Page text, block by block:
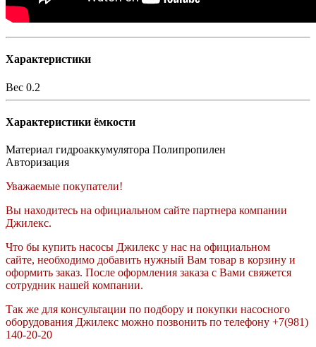
Характеристики
Вес 0.2
Характеристики ёмкости
Материал гидроаккумулятора Полипропилен
Авторизация
Уважаемые покупатели!
Вы находитесь на официальном сайте партнера компании
Джилекс.
Что бы купить насосы Джилекс у нас на официальном
сайте, необходимо добавить нужный Вам товар в корзину и
оформить заказ. После оформления заказа с Вами свяжется
сотрудник нашей компании.
Так же для консультации по подбору и покупки насосного
оборудования Джилекс можно позвонить по телефону +7(981)
140-20-20